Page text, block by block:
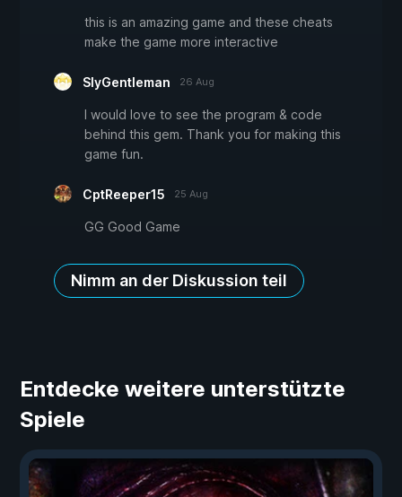
this is an amazing game and these cheats
make the game more interactive
SlyGentleman 26 Aug
I would love to see the program & code
behind this gem. Thank you for making this
game fun.
CptReeper15 25 Aug
GG Good Game
Nimm an der Diskussion teil
Entdecke weitere unterstützte
Spiele